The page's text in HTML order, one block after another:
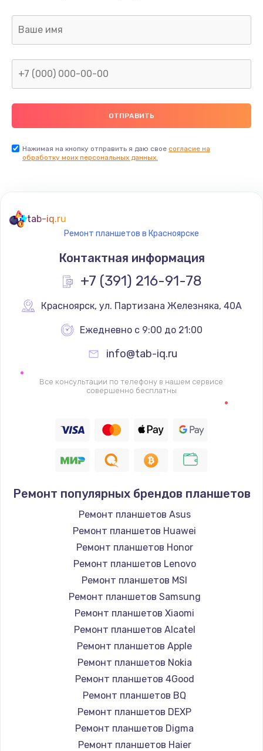
Нажимая на кнопку отправить я даю свое согласие на
обработку моих персональных данных.
tab-iq.ru
Ремонт планшетов в Красноярске
Контактная информация
+7 (391) 216-91-78
Красноярск, ул. Партизана Железняка, 40А
Ежедневно с 9:00 до 21:00
info@tab-iq.ru
Все консультации по телефону в нашем сервисе
совершенно бесплатны
Ремонт популярных брендов планшетов
Ремонт планшетов Asus
Ремонт планшетов Huawei
Ремонт планшетов Honor
Ремонт планшетов Lenovo
Ремонт планшетов MSI
Ремонт планшетов Samsung
Ремонт планшетов Xiaomi
Ремонт планшетов Alcatel
Ремонт планшетов Apple
Ремонт планшетов Nokia
Ремонт планшетов 4Good
Ремонт планшетов BQ
Ремонт планшетов DEXP
Ремонт планшетов Digma
Ремонт планшетов Haier